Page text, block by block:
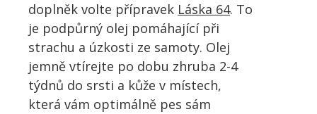
doplněk volte přípravek Láska 64. To
je podpůrný olej pomáhající při
strachu a úzkosti ze samoty. Olej
jemně vtírejte po dobu zhruba 2-4
týdnů do srsti a kůže v místech,
která vám optimálně pes sám